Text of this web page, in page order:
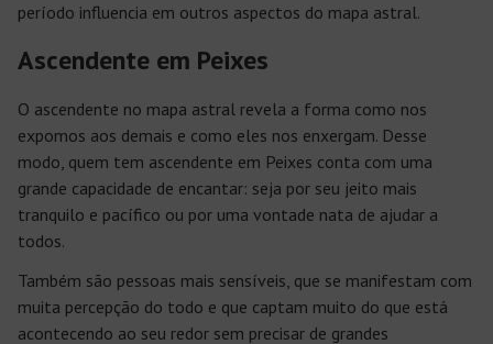
período influencia em outros aspectos do mapa astral.
Ascendente em Peixes
O ascendente no mapa astral revela a forma como nos
expomos aos demais e como eles nos enxergam. Desse
modo, quem tem ascendente em Peixes conta com uma
grande capacidade de encantar: seja por seu jeito mais
tranquilo e pacífico ou por uma vontade nata de ajudar a
todos.
Também são pessoas mais sensíveis, que se manifestam com
muita percepção do todo e que captam muito do que está
acontecendo ao seu redor sem precisar de grandes